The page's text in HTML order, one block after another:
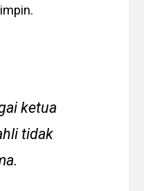
ketua
tidak